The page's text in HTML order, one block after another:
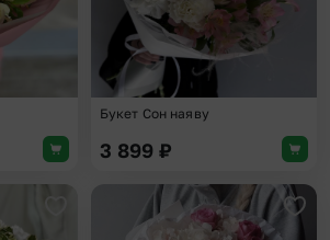
Букет Сон наяву
3 899 ₽
Добавить в избранное